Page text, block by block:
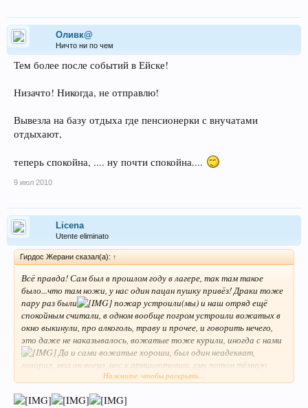
Оливк@
Ничто ни по чем
Тем более после событий в Ейске!
Низачто! Никогда, не отправлю!
Вывезла на базу отдыха где пенсионерки с внучатами
отдыхают,
теперь спокойна, .... ну почти спокойна....
9 июл 2010
Licena
Utente eliminato
Гирдос Жерани сказал(а): ↑
Всё правда! Сам был в прошлом году в лагере, так там такое
было...что там ножи, у нас один пацан пушку привёз! Драки тоже
пару раз были
пожар устроили(мы) и наш отряд ещё
спокойным считали, в одном вообще погром устроили вожатых в
окно выкинули, про алкоголь, траву и прочее, и говорить нечего,
это даже не наказывалось, вожатые тоже курили, иногда с нами
Да и сами вожатые хороши, был один неадекват,
говорил, мол он военэ, нас к армииготовит, ему потом тёмную
устроили и выгнали из лагеря. Меня родаки забрали, когда узнали,
Нажмите, чтобы раскрыть...